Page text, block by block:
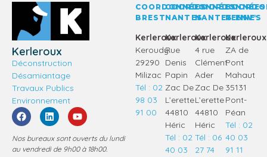
Kerleroux
Déconstruction
Désamiantage
Travaux Publics
Environnement
Nos bureaux sont ouverts du lundi
au vendredi de 9h00 à 18h00.
COORDONNÉES
BREST
Kerleroux
Keroudy
29290
Milizac
Tél : 02
98 03
91 00
COORDONNÉES
NANTES
Kerleroux
Rue
Denis
Papin
Zac De
L’erette
44810
Héric
Tél : 02
40 03
COORDONNÉES
NANTESENV°
Kerleroux
4 rue
Clément
Ader
Zac De
L’erette
44810
Héric
Tél : 06
27 74
RENNES
Kerleroux
ZA de
Pont
Mahaut
35131
Pont-
Péan
Tél : 02
40 03
91 11